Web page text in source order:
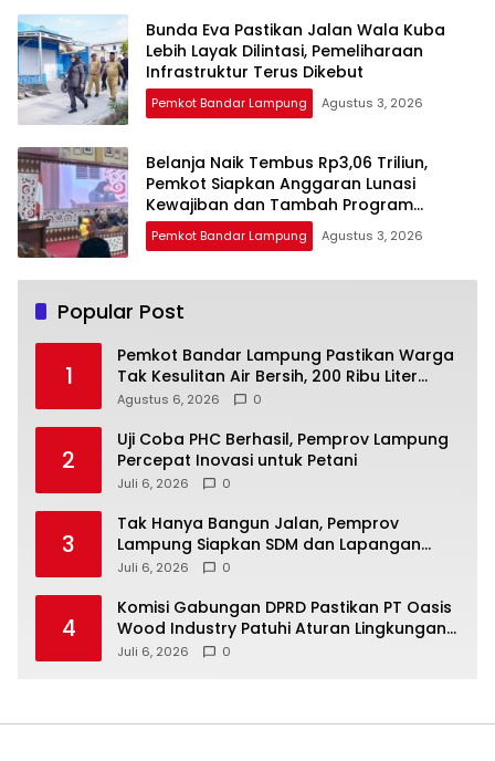
Bunda Eva Pastikan Jalan Wala Kuba
Lebih Layak Dilintasi, Pemeliharaan
Infrastruktur Terus Dikebut
Pemkot Bandar Lampung Agustus 3, 2026
Belanja Naik Tembus Rp3,06 Triliun,
Pemkot Siapkan Anggaran Lunasi
Kewajiban dan Tambah Program
Prioritas
Pemkot Bandar Lampung Agustus 3, 2026
Popular Post
1
Pemkot Bandar Lampung Pastikan Warga
Tak Kesulitan Air Bersih, 200 Ribu Liter
Sudah Disalurkan
Agustus 6, 2026 0
2
Uji Coba PHC Berhasil, Pemprov Lampung
Percepat Inovasi untuk Petani
Juli 6, 2026 0
3
Tak Hanya Bangun Jalan, Pemprov
Lampung Siapkan SDM dan Lapangan
Kerja untuk Jabung
Juli 6, 2026 0
4
Komisi Gabungan DPRD Pastikan PT Oasis
Wood Industry Patuhi Aturan Lingkungan
dan Ketenagakerjaan
Juli 6, 2026 0